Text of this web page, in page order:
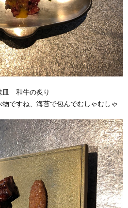
皿 和牛の炙り
ですね、海苔で包んでむしゃむしゃ